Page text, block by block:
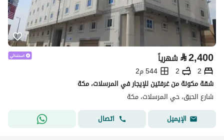
⃁2,400 شهرياً
2
2
544 م2
شقة مكونة من غرفتين للإيجار في المرسلات، مكة
شارع الحبق، حي المرسلات، مكة
الإيميل
اتصال